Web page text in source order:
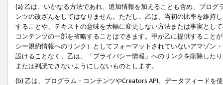
(a) 乙は、いかなる方法であれ、追加情報を加えることも含め、プロ
ンツの改ざんをしてはなりません。ただし、乙は、当初の比率を維持
することや、テキストの意味を大幅に変更しない方法または事実とし
コンテンツの一部を省略することはできます。甲が乙に提供すること
シー規約情報へのリンク）としてフォーマットされていないアマゾン
設けることなく、乙は、「プライバシー情報」へのリンクを削除した
または判読できないようにしないものとします。
(b) 乙は、プログラム・コンテンツやCreators API、データフィード